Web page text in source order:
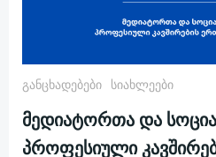
Განცხადებები Სიახლეები
მედიატორთა და
პროფესიული